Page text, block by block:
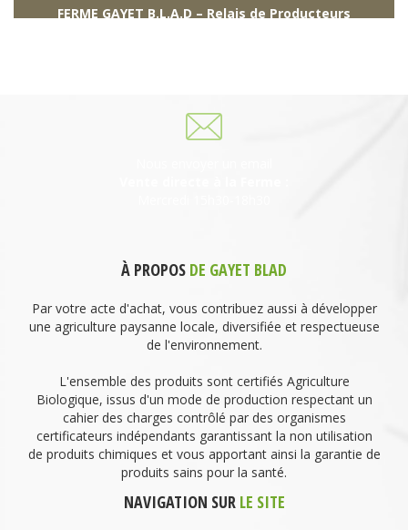
FERME GAYET B.L.A.D – Relais de Producteurs
À PROPOS DE GAYET BLAD
Par votre acte d'achat, vous contribuez aussi à développer
une agriculture paysanne locale, diversifiée et respectueuse
de l'environnement.
L'ensemble des produits sont certifiés Agriculture
Biologique, issus d'un mode de production respectant un
cahier des charges contrôlé par des organismes
certificateurs indépendants garantissant la non utilisation
de produits chimiques et vous apportant ainsi la garantie de
produits sains pour la santé.
NAVIGATION SUR LE SITE